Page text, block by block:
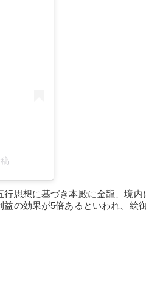
思想に基づき本殿に金龍、境内
の効果が5倍あるといわれ、絵